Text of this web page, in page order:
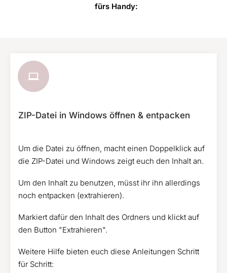
fürs Handy:
ZIP-Datei in Windows öffnen & entpacken
Um die Datei zu öffnen, macht einen Doppelklick auf
die ZIP-Datei und Windows zeigt euch den Inhalt an.
Um den Inhalt zu benutzen, müsst ihr ihn allerdings
noch entpacken (extrahieren).
Markiert dafür den Inhalt des Ordners und klickt auf
den Button "Extrahieren".
Weitere Hilfe bieten euch diese Anleitungen Schritt
für Schritt: